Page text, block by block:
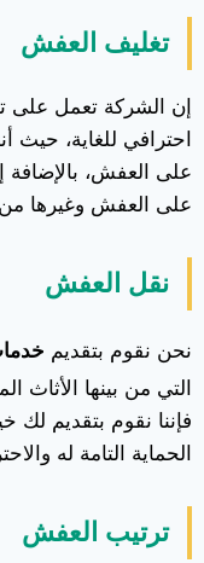
تغليف العفش
إن الشركة تعمل
احترافي للغاية،
على العفش،
على العفش وغيرها من
نقل العفش
نحن نقوم بتقديم
التي من بينها الأثاث
فإننا نقوم بتقديم لك
الحماية التامة له
ترتيب العفش